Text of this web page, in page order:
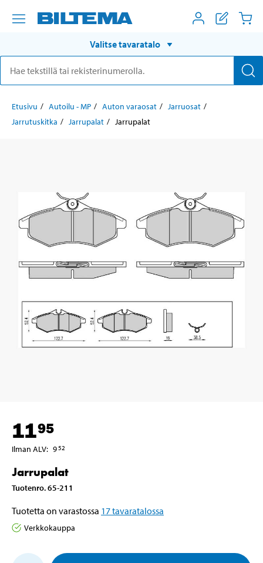
Valitse tavaratalo
Etusivu Autoilu - MP Auton varaosat
Jarruosat
Jarrutuskitka
Jarrupalat Jarrupalat
1195
Ilman ALV: 952
Jarrupalat
Tuotenro.65-211
Tuotetta on varastossa 17tavaratalossa
Verkkokauppa